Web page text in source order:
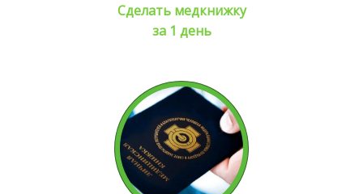
Сделать медкнижку
за 1 день